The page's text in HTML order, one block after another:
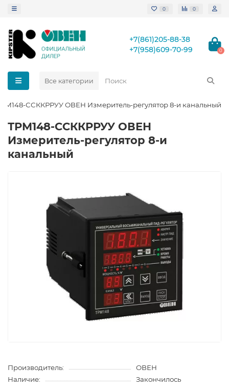
0 0
+7(861)205-88-38
+7(958)609-70-99
0
Все категории
ССККРРУУ ОВЕН Измеритель-регулятор 8-и канальный
ТРМ148-ССККРРУУ ОВЕН
Измеритель-регулятор 8-и
канальный
Производитель:
ОВЕН
Наличие:
Закончилось